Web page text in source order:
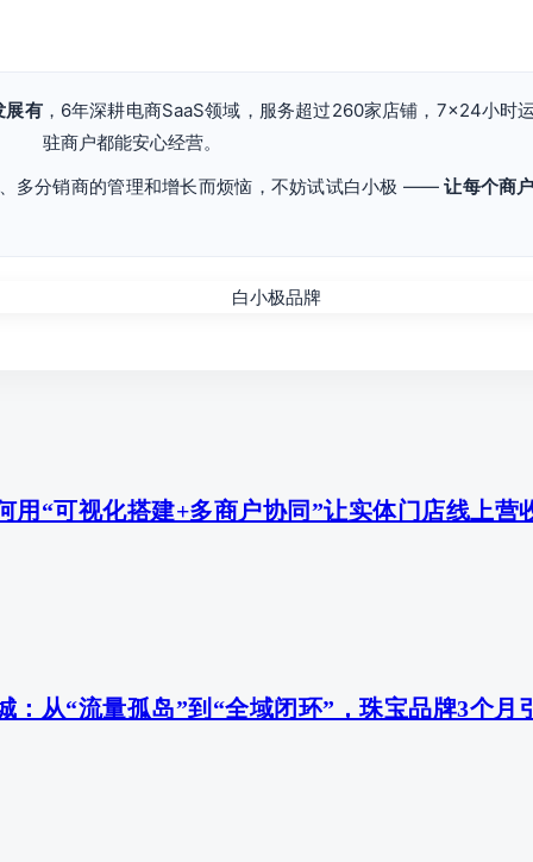
展有，6年深耕电商SaaS领域，服务超过260家店铺，7×24小时
驻商户都能安心经营。
多分销商的管理和增长而烦恼，不妨试试白小极 ——让每个商
用“可视化搭建+多商户协同”让实体门店线上营
：从“流量孤岛”到“全域闭环”，珠宝品牌3个月